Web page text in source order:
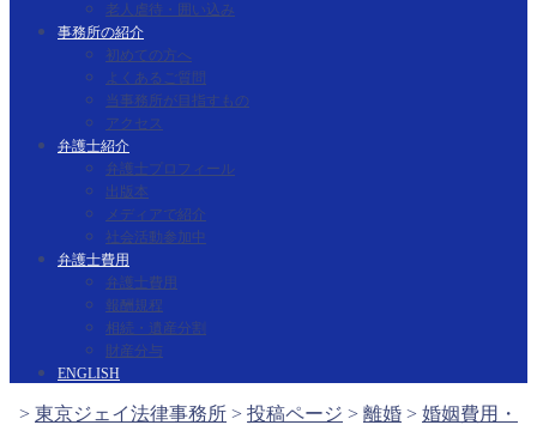
老人虐待・囲い込み
事務所の紹介
初めての方へ
よくあるご質問
当事務所が目指すもの
アクセス
弁護士紹介
弁護士プロフィール
出版本
メディアで紹介
社会活動参加中
弁護士費用
弁護士費用
報酬規程
相続・遺産分割
財産分与
ENGLISH
> 東京ジェイ法律事務所 > 投稿ページ > 離婚 > 婚姻費用・